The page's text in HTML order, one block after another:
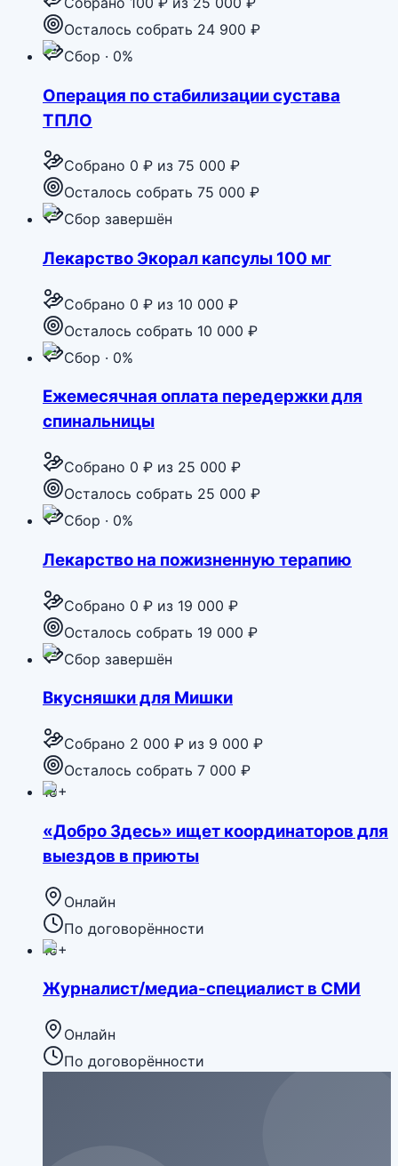
Осталось собрать 24 900 ₽
Сбор · 0%
Операция по стабилизации сустава
ТПЛО
Собрано 0 ₽ из 75 000 ₽
Осталось собрать 75 000 ₽
Сбор завершён
Лекарство Экорал капсулы 100 мг
Собрано 0 ₽ из 10 000 ₽
Осталось собрать 10 000 ₽
Сбор · 0%
Ежемесячная оплата передержки для
спинальницы
Собрано 0 ₽ из 25 000 ₽
Осталось собрать 25 000 ₽
Сбор · 0%
Лекарство на пожизненную терапию
Собрано 0 ₽ из 19 000 ₽
Осталось собрать 19 000 ₽
Сбор завершён
Вкусняшки для Мишки
Собрано 2 000 ₽ из 9 000 ₽
Осталось собрать 7 000 ₽
18+
«Добро Здесь» ищет координаторов для
выездов в приюты
Онлайн
По договорённости
16+
Журналист/медиа-специалист в СМИ
Онлайн
По договорённости